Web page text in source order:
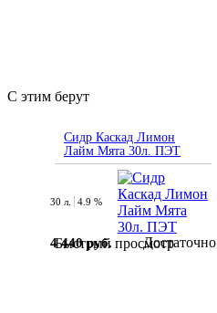
С этим берут
Сидр Каскад Лимон
Лайм Мята 30л. ПЭТ
Быстрый просмотр
30 л. 4.9 %
4 440 руб. Достаточно